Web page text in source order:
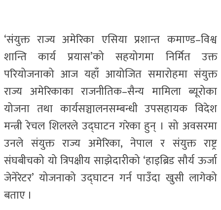
‘संयुक्त राज्य अमेरिका एसिया प्रशान्त कमाण्ड–विश्व
शान्ति कार्य प्रयास’को सहयोगमा निर्मित उक्त
परियोजनाको आज यहाँ आयोजित समारोहमा संयुक्त
राज्य अमेरिकाका राजनीतिक–सैन्य मामिला ब्यूरोका
योजना तथा कार्यसञ्चालनसम्बन्धी उपसहायक विदेश
मन्त्री रेचल शिलरले उद्घाटन गरेका हुन् । सो अवसरमा
उनले संयुक्त राज्य अमेरिका, नेपाल र संयुक्त राष्ट्र
संघबीचको यो त्रिपक्षीय साझेदारीको ‘हाइब्रिड सौर्य ऊर्जा
जेनेरेटर’ योजनाको उद्घाटन गर्न पाउँदा खुसी लागेको
बताए ।